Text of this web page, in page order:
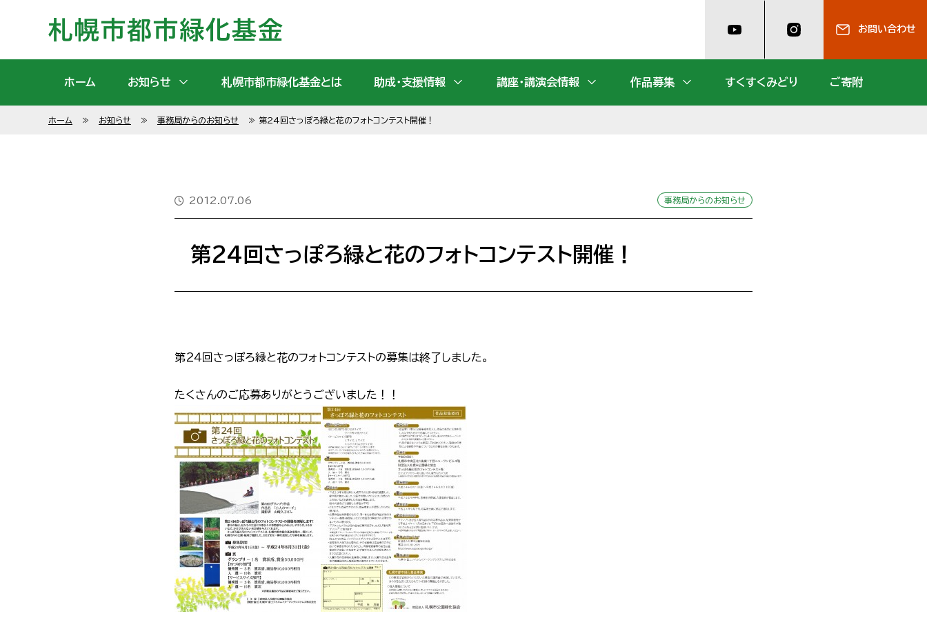
札幌市都市緑化基金 お問い合わせ
ホーム お知らせ 札幌市都市緑化基金とは 助成・支援情報 講座・講演会情報 作品募集 すくすくみどり ご寄附
ホーム ≫ お知らせ ≫ 事務局からのお知らせ ≫ 第24回さっぽろ緑と花のフォトコンテスト開催！
2012.07.06 事務局からのお知らせ
第24回さっぽろ緑と花のフォトコンテスト開催！
第２４回さっぽろ緑と花のフォトコンテストの募集は終了しました。
たくさんのご応募ありがとうございました！！